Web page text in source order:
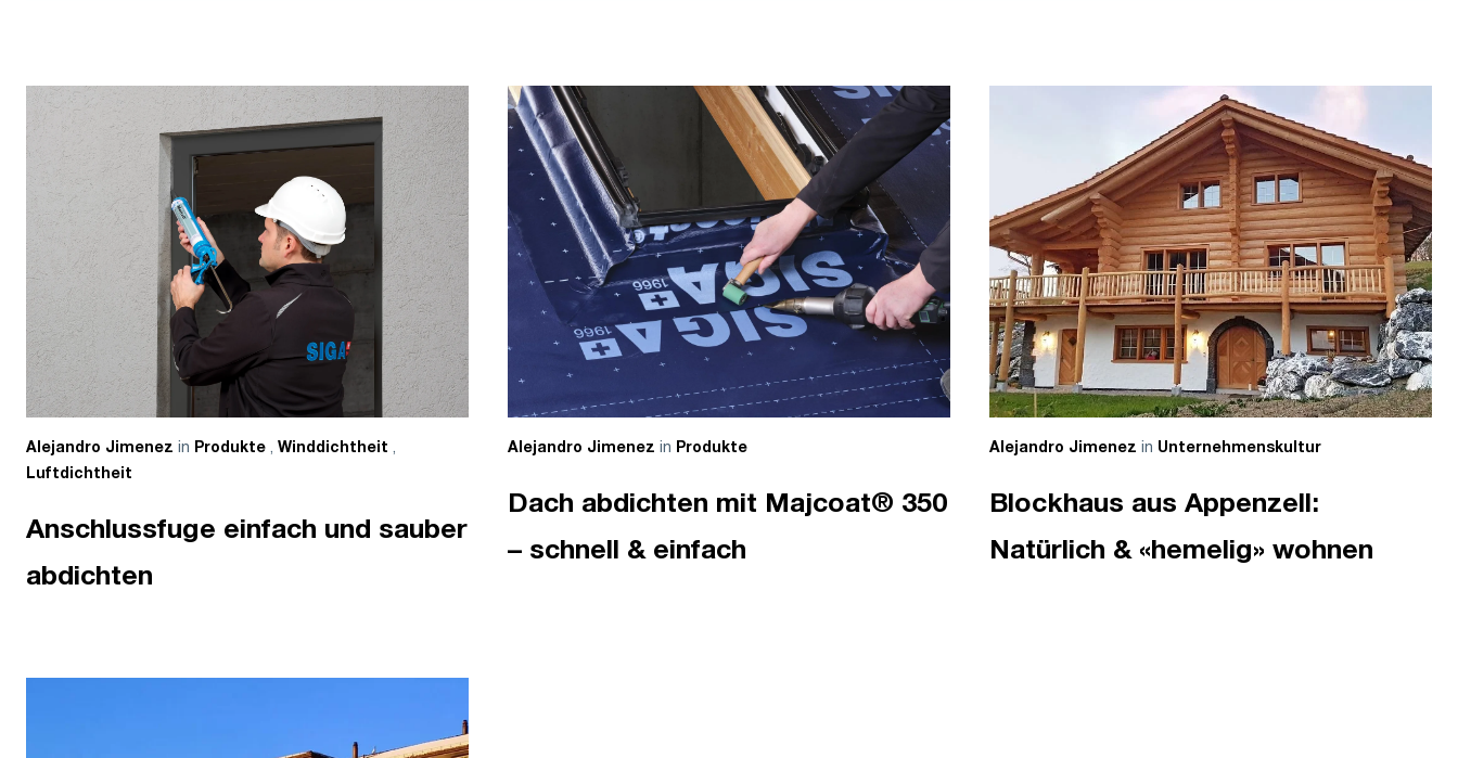
Alejandro Jimenez in Produkte , Winddichtheit ,
Luftdichtheit
Anschlussfuge einfach und sauber
abdichten
Alejandro Jimenez in Produkte
Dach abdichten mit Majcoat® 350
– schnell & einfach
Alejandro Jimenez in Unternehmenskultur
Blockhaus aus Appenzell:
Natürlich & «hemelig» wohnen